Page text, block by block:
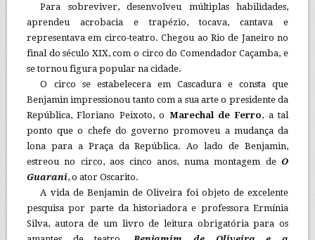
Para sobreviver, desenvolveu múltiplas habilidades,
aprendeu acrobacia e trapézio, tocava, cantava e
representava em circo-teatro. Chegou ao Rio de Janeiro no
final do século XIX, com o circo do Comendador Caçamba, e
se tornou figura popular na cidade.
O circo se estabelecera em Cascadura e consta que
Benjamin impressionou tanto com a sua arte o presidente da
República, Floriano Peixoto, o Marechal de Ferro, a tal
ponto que o chefe do governo promoveu a mudança da
lona para a Praça da República. Ao lado de Benjamin,
estreou no circo, aos cinco anos, numa montagem deO
Guarani, o ator Oscarito.
A vida de Benjamin de Oliveira foi objeto de excelente
pesquisa por parte da historiadora e professora Ermínia
Silva, autora de um livro de leitura obrigatória para os